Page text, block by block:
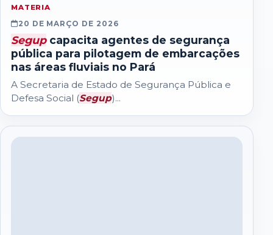
MATERIA
20 DE MARÇO DE 2026
Segupcapacita agentes de segurança
pública para pilotagem de embarcações
nas áreas fluviais no Pará
A Secretaria de Estado de Segurança Pública e
Defesa Social (Segup)...